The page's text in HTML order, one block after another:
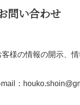
問い合わせ
客様の情報の開示、
：